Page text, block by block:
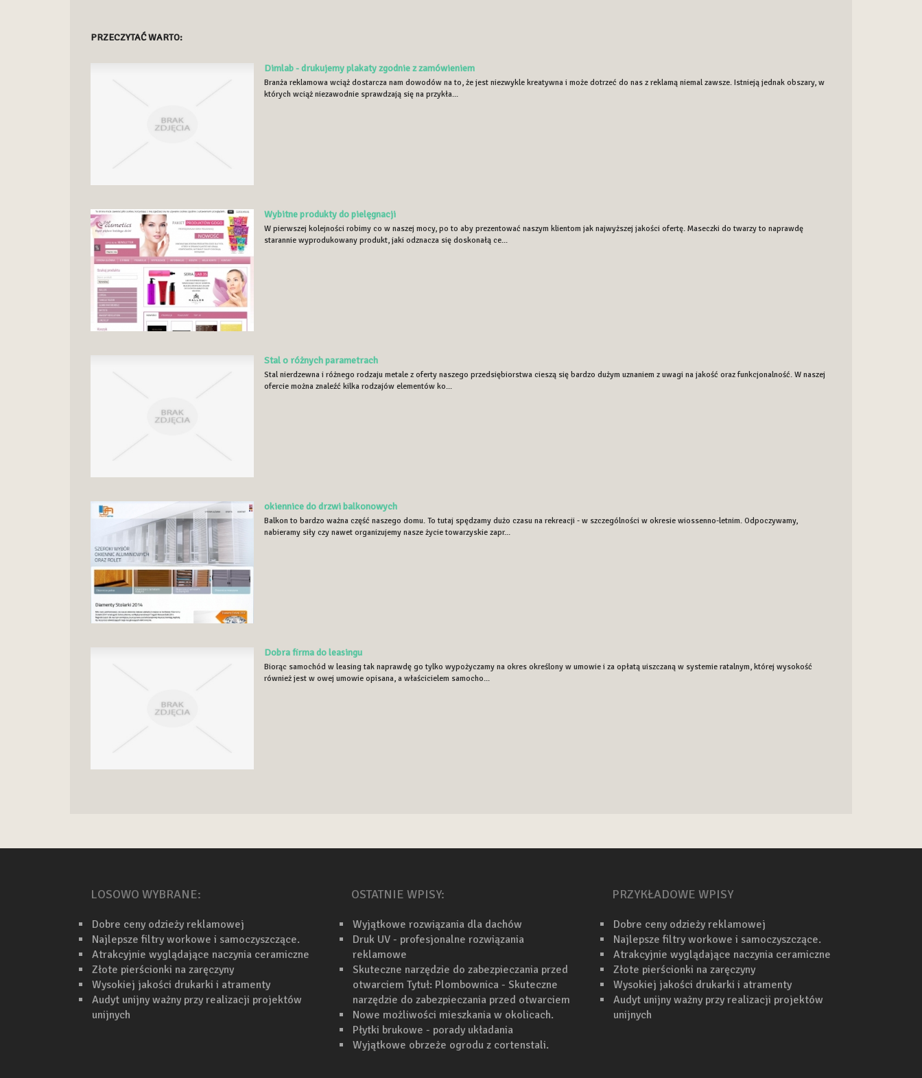
PRZECZYTAĆ WARTO:
Dimlab - drukujemy plakaty zgodnie z zamówieniem
Branża reklamowa wciąż dostarcza nam dowodów na to, że jest niezwykle kreatywna i może dotrzeć do nas z reklamą niemal zawsze. Istnieją jednak obszary, w
których wciąż niezawodnie sprawdzają się na przykła...
Wybitne produkty do pielęgnacji
W pierwszej kolejności robimy co w naszej mocy, po to aby prezentować naszym klientom jak najwyższej jakości ofertę. Maseczki do twarzy to naprawdę
starannie wyprodukowany produkt, jaki odznacza się doskonałą ce...
Stal o różnych parametrach
Stal nierdzewna i różnego rodzaju metale z oferty naszego przedsiębiorstwa cieszą się bardzo dużym uznaniem z uwagi na jakość oraz funkcjonalność. W naszej
ofercie można znaleźć kilka rodzajów elementów ko...
okiennice do drzwi balkonowych
Balkon to bardzo ważna część naszego domu. To tutaj spędzamy dużo czasu na rekreacji - w szczególności w okresie wiossenno-letnim. Odpoczywamy,
nabieramy siły czy nawet organizujemy nasze życie towarzyskie zapr...
Dobra firma do leasingu
Biorąc samochód w leasing tak naprawdę go tylko wypożyczamy na okres określony w umowie i za opłatą uiszczaną w systemie ratalnym, której wysokość
również jest w owej umowie opisana, a właścicielem samocho...
LOSOWO WYBRANE:
Dobre ceny odzieży reklamowej
Najlepsze filtry workowe i samoczyszczące.
Atrakcyjnie wyglądające naczynia ceramiczne
Złote pierścionki na zaręczyny
Wysokiej jakości drukarki i atramenty
Audyt unijny ważny przy realizacji projektów
unijnych
OSTATNIE WPISY:
Wyjątkowe rozwiązania dla dachów
Druk UV - profesjonalne rozwiązania
reklamowe
Skuteczne narzędzie do zabezpieczania przed
otwarciem Tytuł: Plombownica - Skuteczne
narzędzie do zabezpieczania przed otwarciem
Nowe możliwości mieszkania w okolicach.
Płytki brukowe - porady układania
Wyjątkowe obrzeże ogrodu z cortenstali.
PRZYKŁADOWE WPISY
Dobre ceny odzieży reklamowej
Najlepsze filtry workowe i samoczyszczące.
Atrakcyjnie wyglądające naczynia ceramiczne
Złote pierścionki na zaręczyny
Wysokiej jakości drukarki i atramenty
Audyt unijny ważny przy realizacji projektów
unijnych